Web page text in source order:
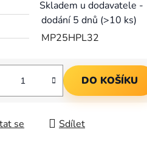
Skladem u dodavatele -
dodání 5 dnů (>10 ks)
MP25HPL32
DO KOŠÍKU
se Sdílet